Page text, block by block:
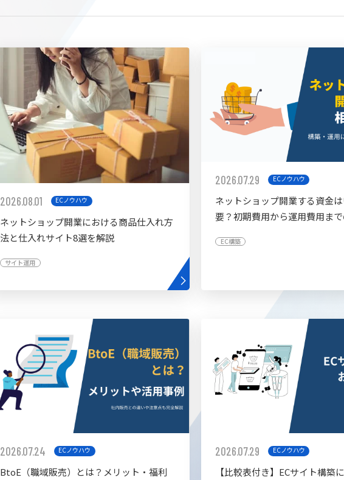
2026.08.01 ECノウハウ
ネットショップ開業における商品仕入れ方
法と仕入れサイト8選を解説
サイト運用
2026.07.29 ECノウハウ
ネットショップ開業する資金
要？初期費用から運用費用ま
EC構築
2026.07.24 ECノウハウ
BtoE（職域販売）とは？メリット・福利
2026.07.29 ECノウハウ
【比較表付き】ECサイト構築